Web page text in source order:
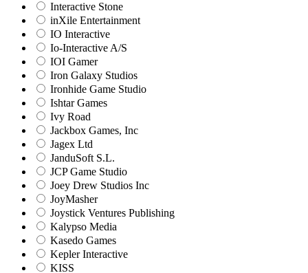
Interactive Stone
inXile Entertainment
IO Interactive
Io-Interactive A/S
IOI Gamer
Iron Galaxy Studios
Ironhide Game Studio
Ishtar Games
Ivy Road
Jackbox Games, Inc
Jagex Ltd
JanduSoft S.L.
JCP Game Studio
Joey Drew Studios Inc
JoyMasher
Joystick Ventures Publishing
Kalypso Media
Kasedo Games
Kepler Interactive
KISS